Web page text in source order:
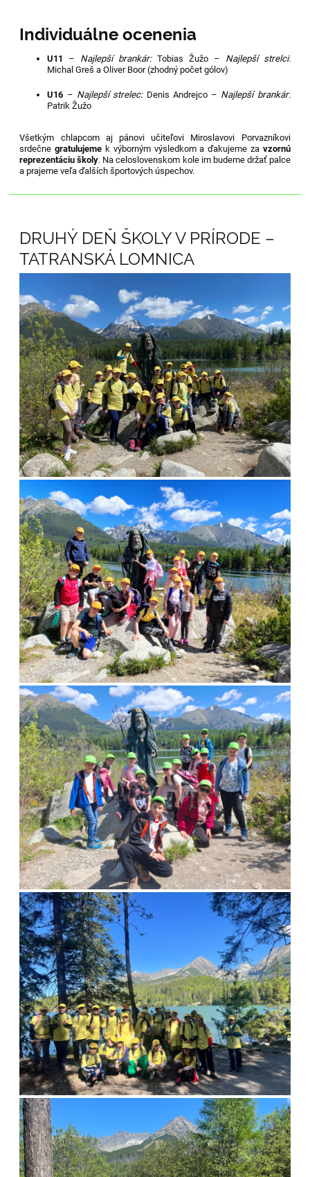
Individuálne ocenenia
U11 – Najlepší brankár:Tobias Žužo – Najlepší strelci:
Michal Greš a Oliver Boor (zhodný počet gólov)
U16 – Najlepší strelec:Denis Andrejco – Najlepší brankár:
Patrik Žužo
Všetkým chlapcom aj pánovi učiteľovi Miroslavovi Porvazníkovi
srdečnegratulujeme k výborným výsledkom a ďakujeme za vzornú
reprezentáciu školy. Na celoslovenskom kole im budeme držať palce
a prajeme veľa ďalších športových úspechov.
DRUHÝ DEŇ ŠKOLY V PRÍRODE –
TATRANSKÁ LOMNICA